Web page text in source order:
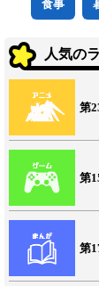
食事
人気の
第
第
第